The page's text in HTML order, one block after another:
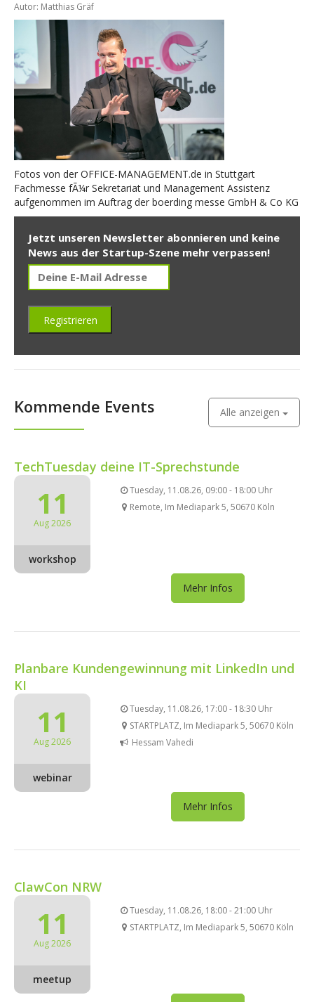
Autor: Matthias Gräf
Fotos von der OFFICE-MANAGEMENT.de in Stuttgart
Fachmesse fÃ¼r Sekretariat und Management Assistenz
aufgenommen im Auftrag der boerding messe GmbH & Co KG
Jetzt unseren Newsletter abonnieren und keine
News aus der Startup-Szene mehr verpassen!
Kommende Events Alle anzeigen
TechTuesday deine IT-Sprechstunde
11
Aug 2026
workshop
Tuesday, 11.08.26, 09:00 - 18:00 Uhr
Remote, Im Mediapark 5, 50670 Köln
Mehr Infos
Planbare Kundengewinnung mit LinkedIn und
KI
11
Aug 2026
webinar
Tuesday, 11.08.26, 17:00 - 18:30 Uhr
STARTPLATZ, Im Mediapark 5, 50670 Köln
Hessam Vahedi
Mehr Infos
ClawCon NRW
11
Aug 2026
meetup
Tuesday, 11.08.26, 18:00 - 21:00 Uhr
STARTPLATZ, Im Mediapark 5, 50670 Köln